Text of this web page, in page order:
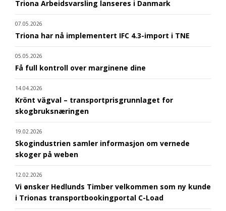
Triona Arbeidsvarsling lanseres i Danmark
07.05.2026
Triona har nå implementert IFC 4.3-import i TNE
05.05.2026
Få full kontroll over marginene dine
14.04.2026
Krönt vägval – transportprisgrunnlaget for
skogbruksnæringen
19.02.2026
Skogindustrien samler informasjon om vernede
skoger på weben
12.02.2026
Vi ønsker Hedlunds Timber velkommen som ny kunde
i Trionas transportbookingportal C-Load